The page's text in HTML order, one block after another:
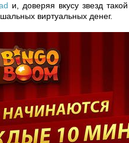
и, доверяя вкусу звезд
виртуальных денег.